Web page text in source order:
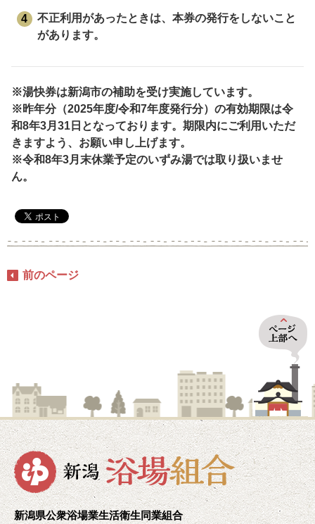
不正利用があったときは、本券の発行をしないこと
があります。
※湯快券は新潟市の補助を受け実施しています。
※昨年分（2025年度/令和7年度発行分）の有効期限は令
和8年3月31日となっております。期限内にご利用いただ
きますよう、お願い申し上げます。
※令和8年3月末休業予定のいずみ湯では取り扱いませ
ん。
前のページ
新潟県公衆浴場業生活衛生同業組合